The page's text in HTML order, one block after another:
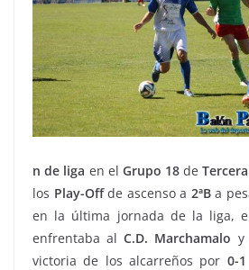
n de liga en el Grupo 18 de
los Play-Offde ascenso a 2ªBa
en la última jornada de la liga,
enfrentaba alC.D. Marchamalo y
victoria de los alcarreños por 0-1